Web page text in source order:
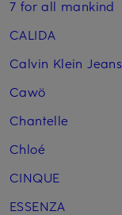
7 for all mankind
CALIDA
Calvin Klein Jeans
Cawö
Chantelle
Chloé
CINQUE
ESSENZA